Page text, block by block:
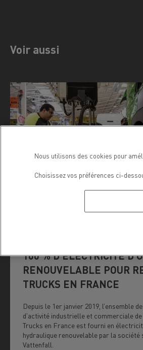
Voir aussi
100 % D’ÉLECTRICITÉ
RENOUVELABLE POUR
TRUCKS EN FRANCE
Depuis le 1er janvier 2019, l’ensemble
d’activité industrielle et commerciale
Trucks en France est fourni en
hydraulique renouvelable par la société
Vattenfall.
Nous utilisons des cookies pour
Choisissez vos préférences ci-